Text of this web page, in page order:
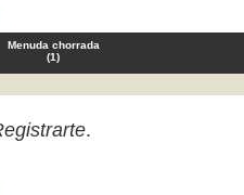
Menuda chorrada
(1)
.